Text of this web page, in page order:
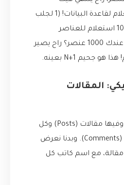
المطاف بـ 101 استعلام لقاعدة البيانات! (1 لجلب
القائمة الأصلية + 100 استعلام للعناصر
المرتبطة). تخيل لو عندك 1000 عنصر؟ راح يصير
المقالات
لنفترض عنا مدونة، وفيها مقالات (Posts) وكل
مقالة إلها تعليقات (Comments). وبدنا نعرض
صفحة فيها آخر 50 مقالة، مع اسم كاتب كل